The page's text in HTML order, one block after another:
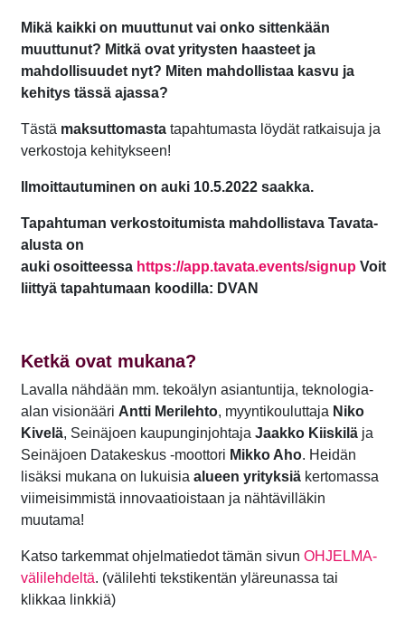
Mikä kaikki on muuttunut vai onko sittenkään
muuttunut? Mitkä ovat yritysten haasteet ja
mahdollisuudet nyt? Miten mahdollistaa kasvu ja
kehitys tässä ajassa?
Tästä maksuttomasta tapahtumasta löydät ratkaisuja ja
verkostoja kehitykseen!
Ilmoittautuminen on auki 10.5.2022 saakka.
Tapahtuman verkostoitumista mahdollistava Tavata-
alusta on
auki osoitteessa https://app.tavata.events/signup Voit
liittyä tapahtumaan koodilla: DVAN
Ketkä ovat mukana?
Lavalla nähdään mm. tekoälyn asiantuntija, teknologia-
alan visionääri Antti Merilehto, myyntikouluttaja Niko
Kivelä, Seinäjoen kaupunginjohtaja Jaakko Kiiskilä ja
Seinäjoen Datakeskus -moottori Mikko Aho. Heidän
lisäksi mukana on lukuisia alueen yrityksiä kertomassa
viimeisimmistä innovaatioistaan ja nähtävilläkin
muutama!
Katso tarkemmat ohjelmatiedot tämän sivun OHJELMA-
välilehdeltä. (välilehti tekstikentän yläreunassa tai
klikkaa linkkiä)